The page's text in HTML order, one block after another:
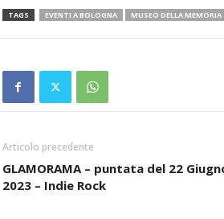
TAGS EVENTI A BOLOGNA MUSEO DELLA MEMORIA
Articolo precedente
GLAMORAMA – puntata del 22
2023 – Indie Rock